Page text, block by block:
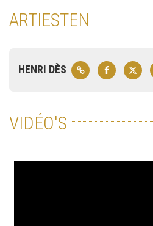
ARTIESTEN
HENRI DÈS
VIDÉO'S